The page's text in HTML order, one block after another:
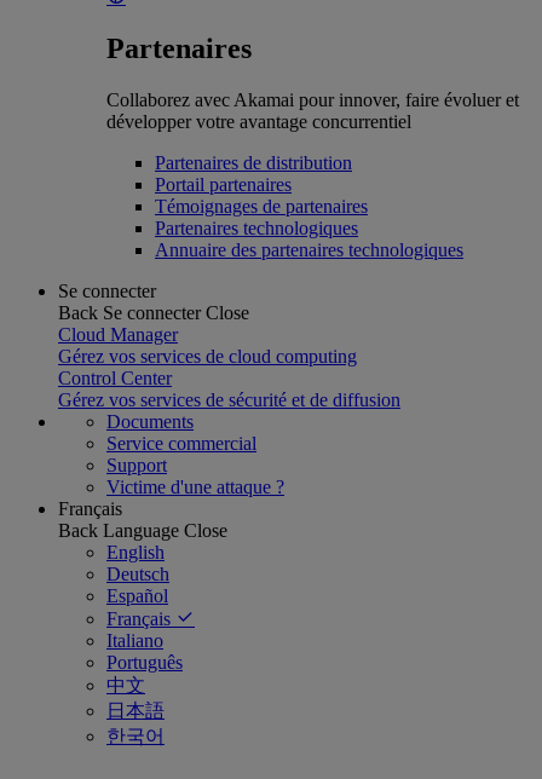
Partenaires
Collaborez avec Akamai pour innover, faire évoluer et
développer votre avantage concurrentiel
Partenaires de distribution
Portail partenaires
Témoignages de partenaires
Partenaires technologiques
Annuaire des partenaires technologiques
Se connecter
Back Se connecter Close
Cloud Manager
Gérez vos services de cloud computing
Control Center
Gérez vos services de sécurité et de diffusion
Documents
Service commercial
Support
Victime d'une attaque ?
Français
Back Language Close
English
Deutsch
Español
Français
Italiano
Português
中文
日本語
한국어